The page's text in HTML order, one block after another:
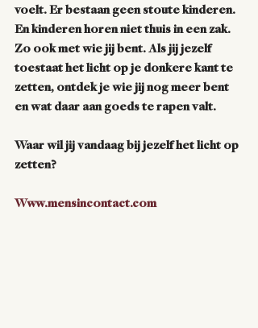
voelt. Er bestaan geen stoute kinderen.
En kinderen horen niet thuis in een zak.
Zo ook met wie jij bent. Als jij jezelf
toestaat het licht op je donkere kant te
zetten, ontdek je wie jij nog meer bent
en wat daar aan goeds te rapen valt.
Waar wil jij vandaag bij jezelf het licht op
zetten?
Www.mensincontact.com